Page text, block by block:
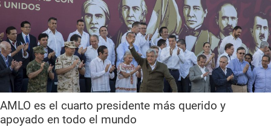
AMLO es el cuarto presidente más querido y
apoyado en todo el mundo